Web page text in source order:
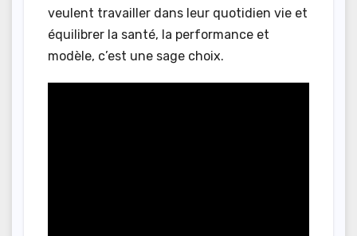
veulent travailler dans leur quotidien vie et
équilibrer la santé, la performance et
modèle, c’est une sage choix.